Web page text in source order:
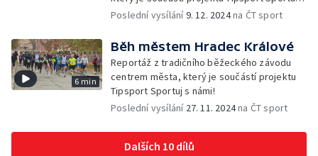
s námi!
Poslední vysílání9. 12. 2024na ČT sport
6 min
Běh městem Hradec Králové
Reportáž z tradičního běžeckého závodu
centrem města, který je součástí projektu
Tipsport Sportuj s námi!
Poslední vysílání 27. 11. 2024na ČT sport
Dalších 10 dílů